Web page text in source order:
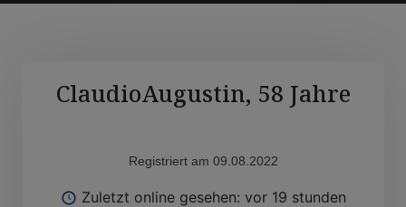
ClaudioAugustin, 58 Jahre
Registriert am 09.08.2022
Zuletzt online gesehen: vor 19 stunden